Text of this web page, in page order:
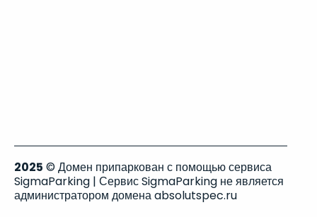
2025 © Домен припаркован с помощью сервиса
SigmaParking | Сервис SigmaParking не является
администратором домена absolutspec.ru